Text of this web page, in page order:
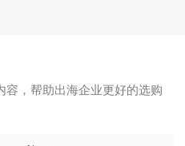
，帮助出海企业更好的选购